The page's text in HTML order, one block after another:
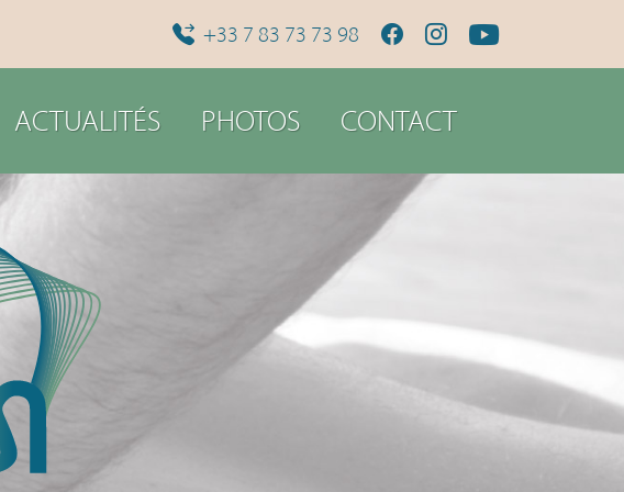
+33 7 83 73 73 98
ACTUALITÉS PHOTOS CONTACT